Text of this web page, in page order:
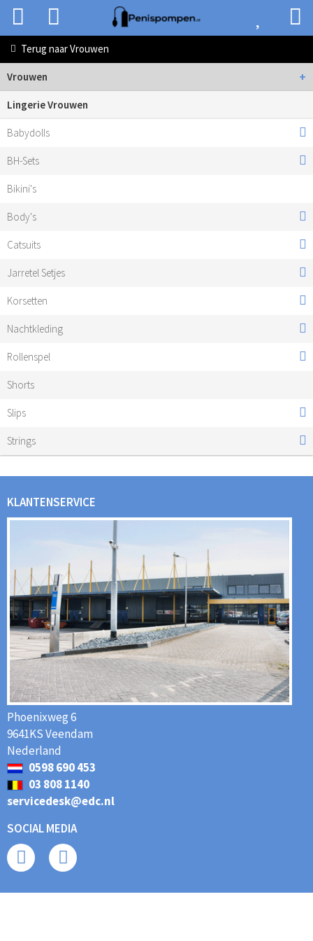
Terug naarVrouwen
Vrouwen +
Lingerie Vrouwen
Babydolls
BH-Sets
Bikini's
Body's
Catsuits
Jarretel Setjes
Korsetten
Nachtkleding
Rollenspel
Shorts
Slips
Strings
KLANTENSERVICE
Phoenixweg 6
9641KS Veendam
Nederland
0598 690 453
03 808 1140
servicedesk@edc.nl
SOCIAL MEDIA